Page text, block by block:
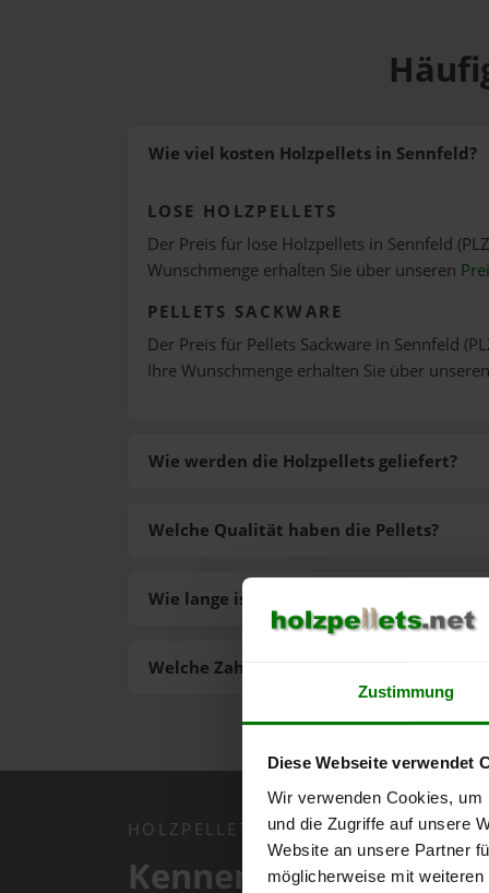
Zustimmung
Diese Webseite verwendet
Wir verwenden Cookies,
und die Zugriffe auf unsere
Website an unsere Partner
möglicherweise mit
Wie viel kosten Holzpellets in Sennfeld?
LOSE HOLZPELLETS
Der Preis für lose Holzpellets in Sennfeld
Wunschmenge erhalten Sie über unseren
PELLETS SACKWARE
Der Preis für Pellets Sackware in Sennfeld
Ihre Wunschmenge erhalten Sie über unseren
Wie werden die Holzpellets geliefert?
Welche Zahlungsarten gibt es?
Welche Qualität haben die Pellets?
Wie lange ist die Lieferzeit der Pellets?
HOLZPELLETS.NET APP
Kennen Sie schon